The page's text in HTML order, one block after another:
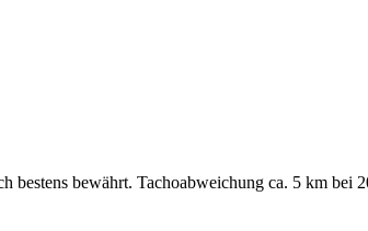
bewährt. Tachoabweichung ca. 5 km bei